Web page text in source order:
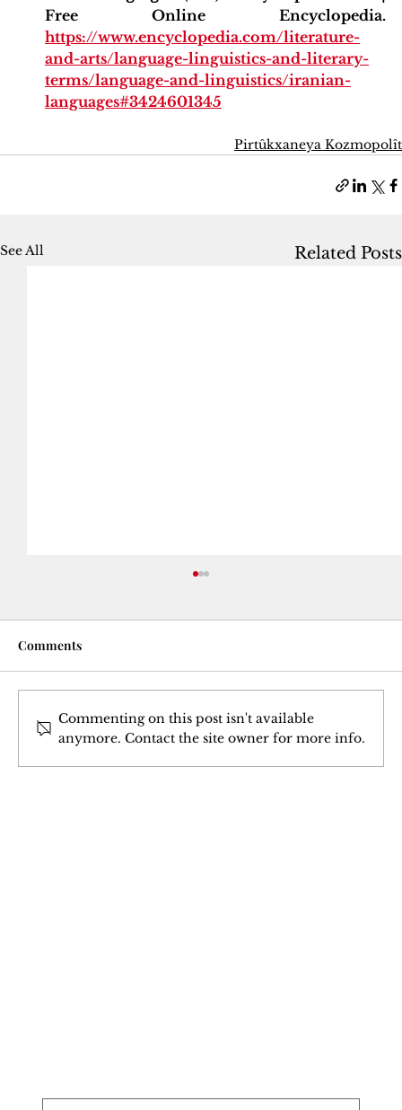
https://www.encyclopedia.com/literature-
and-arts/language-linguistics-and-literary-
terms/language-and-linguistics/iranian-
languages#3424601345
Pirtûkxaneya Kozmopolît
Related Posts
See All
Comments
Commenting on this post isn't available
anymore. Contact the site owner for more info.